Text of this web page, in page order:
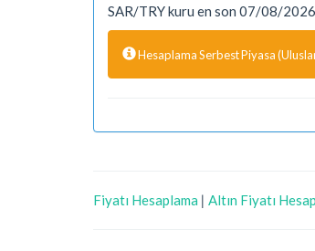
SAR/TRY kuru en son 07/08/
Hesaplama Serbest Piyasa
Fiyatı Hesaplama | Altın Fiyatı